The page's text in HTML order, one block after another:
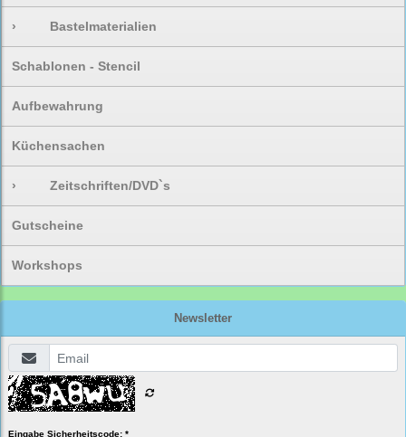
› Bastelmaterialien
Schablonen - Stencil
Aufbewahrung
Küchensachen
› Zeitschriften/DVD`s
Gutscheine
Workshops
Newsletter
Eingabe Sicherheitscode: *